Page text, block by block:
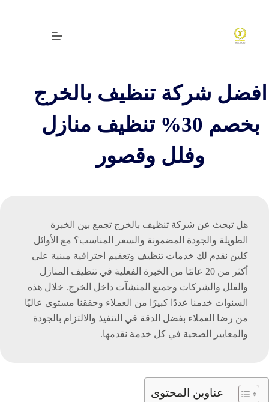
المحتوى
افضل شركة تنظيف بالخرج
بخصم 30% تنظيف منازل
وفلل وقصور
هل تبحث عن شركة تنظيف بالخرج تجمع بين الخبرة
الطويلة والجودة المضمونة والسعر المناسب؟ مع الأوائل
كلين نقدم لك خدمات تنظيف وتعقيم احترافية مبنية على
أكثر من 20 عامًا من الخبرة الفعلية في تنظيف المنازل
والفلل والشركات وجميع المنشآت داخل الخرج. خلال هذه
السنوات خدمنا عددًا كبيرًا من العملاء وحققنا مستوى عاليًا
من رضا العملاء بفضل الدقة في التنفيذ والالتزام بالجودة
والمعايير الصحية في كل خدمة نقدمها.
عناوين المحتوى